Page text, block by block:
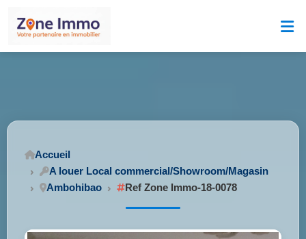
Accueil
A louer Local commercial/Showroom/Magasin
Ambohibao
Ref Zone Immo-18-0078